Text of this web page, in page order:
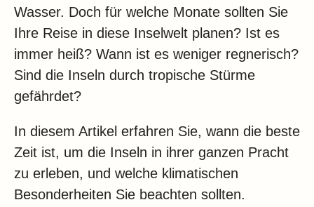
Klima
Wasser. Doch für welche Monate sollten Sie
Ihre Reise in diese Inselwelt planen? Ist es
immer heiß? Wann ist es weniger regnerisch?
Sind die Inseln durch tropische Stürme
gefährdet?
In diesem Artikel erfahren Sie, wann die beste
Zeit ist, um die Inseln in ihrer ganzen Pracht
zu erleben, und welche klimatischen
Besonderheiten Sie beachten sollten.